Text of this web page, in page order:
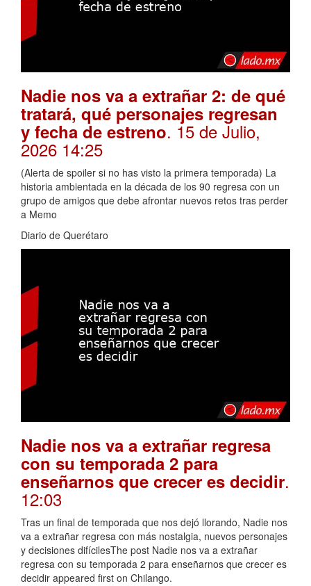
Nadie nos va a extrañar 2: de qué
tratará, qué personajes regresan
y fecha de estreno. 15 de Julio,
2026 14:25
(Alerta de spoiler si no has visto la primera temporada) La
historia ambientada en la década de los 90 regresa con un
grupo de amigos que debe afrontar nuevos retos tras perder
a Memo
Diario de Querétaro
Nadie nos va a extrañar regresa
con su temporada 2 para
enseñarnos que crecer es decidir.
12:03
Tras un final de temporada que nos dejó llorando, Nadie nos
va a extrañar regresa con más nostalgia, nuevos personajes
y decisiones difícilesThe post Nadie nos va a extrañar
regresa con su temporada 2 para enseñarnos que crecer es
decidir appeared first on Chilango.